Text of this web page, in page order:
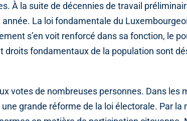
À la suite de décennies de travail
La loi fondamentale du
s’en voit renforcé dans sa fonction, le
droits fondamentaux de la population sont
votes de nombreuses personnes. Dans les
grande réforme de la loi électorale. Par la